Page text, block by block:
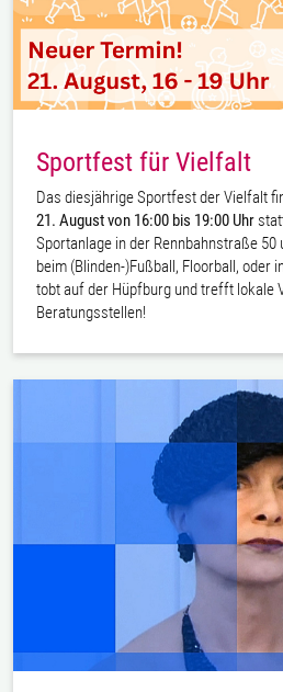
Sportfest für Vielfalt
Das diesjährige Sportfest der Vielfalt
21. August von 16:00 bis 19:00 Uhr
Sportanlage in der Rennbahnstraße 50
beim (Blinden-)Fußball, Floorball, oder
tobt auf der Hüpfburg und trefft lokale
Beratungsstellen!